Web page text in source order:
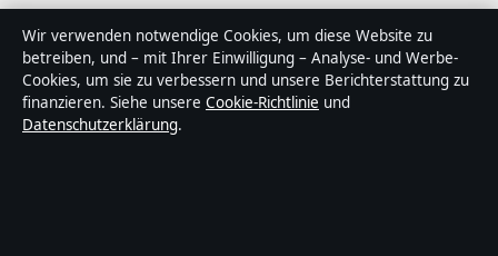
Über Tageslage in Kürze
Tageslage ist ein unabhängiger digitaler
Nachrichtenanbieter mit Fokus auf Politik, Wirtschaft,
Technik und Gesellschaft in Deutschland. Jeder Artikel
Wir verwenden notwendige Cookies, um diese Website zu
betreiben, und – mit Ihrer Einwilligung – Analyse- und Werbe-
Cookies, um sie zu verbessern und unsere Berichterstattung zu
finanzieren. Siehe unsere Cookie-Richtlinie und
Datenschutzerklärung.